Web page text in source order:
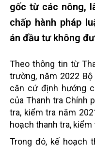
gốc từ các nông,
chấp hành pháp
án đầu tư không
Theo thông tin từ
trường, năm 2022
căn cứ định hướng
của Thanh tra Chính
tra, kiểm tra năm
hoạch thanh tra, kiểm
Trong đó, kế hoạch